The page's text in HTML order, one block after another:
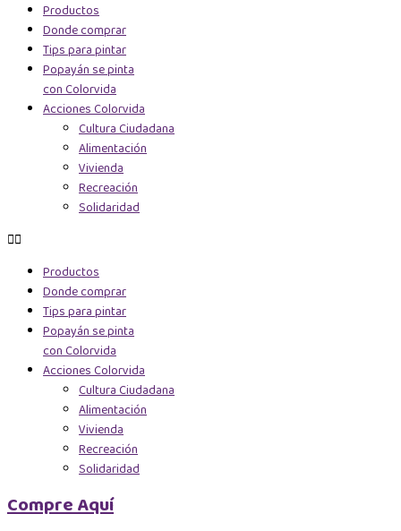
Productos
Donde comprar
Tips para pintar
Popayán se pinta
con Colorvida
Acciones Colorvida
Cultura Ciudadana
Alimentación
Vivienda
Recreación
Solidaridad
Productos
Donde comprar
Tips para pintar
Popayán se pinta
con Colorvida
Acciones Colorvida
Cultura Ciudadana
Alimentación
Vivienda
Recreación
Solidaridad
Compre Aquí